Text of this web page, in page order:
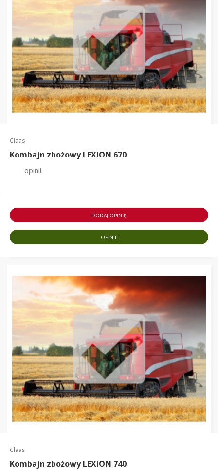
Claas
Kombajn zbożowy LEXION 670
opinii
DODAJ OPINIĘ
OPINIE
Claas
Kombajn zbożowy LEXION 740